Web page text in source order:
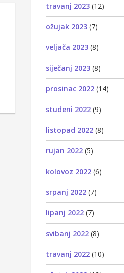
travanj 2023 (12)
ožujak 2023 (7)
veljača 2023 (8)
siječanj 2023 (8)
prosinac 2022 (14)
studeni 2022 (9)
listopad 2022 (8)
rujan 2022 (5)
kolovoz 2022 (6)
srpanj 2022 (7)
lipanj 2022 (7)
svibanj 2022 (8)
travanj 2022 (10)